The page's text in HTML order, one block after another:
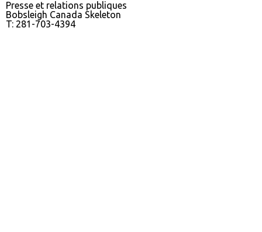
Presse et relations publiques
Bobsleigh Canada Skeleton
T: 281-703-4394